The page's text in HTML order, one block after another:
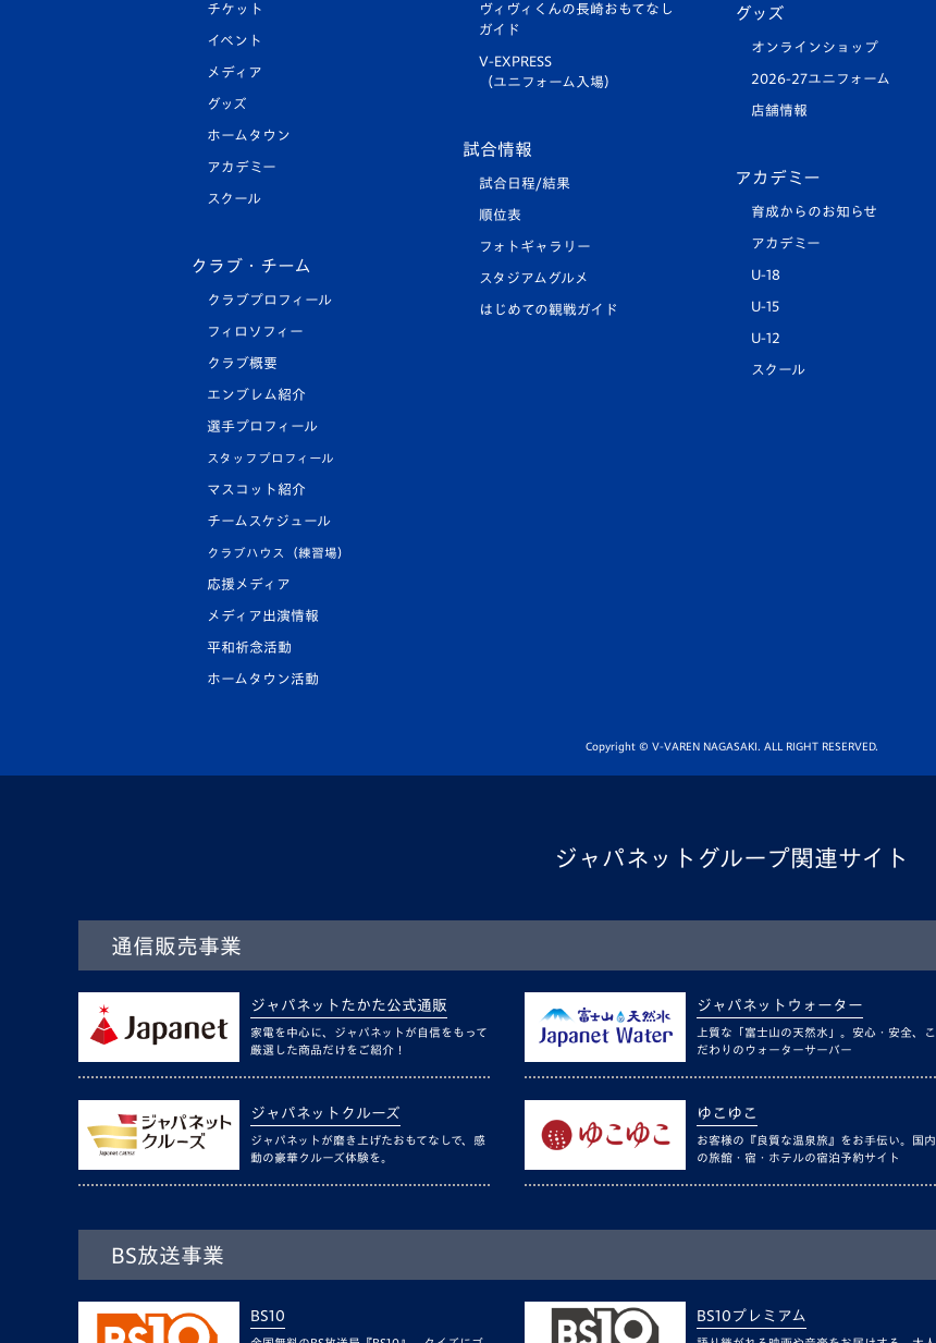
チケット
イベント
メディア
グッズ
ホームタウン
アカデミー
スクール
クラブ・チーム
クラブプロフィール
フィロソフィー
クラブ概要
エンブレム紹介
選手プロフィール
スタッフプロフィール
マスコット紹介
チームスケジュール
クラブハウス（練習場）
応援メディア
メディア出演情報
平和祈念活動
ホームタウン活動
ヴィヴィくんの長崎おもてなし
ガイド
V-EXPRESS
（ユニフォーム入場）
試合情報
試合日程/結果
順位表
フォトギャラリー
スタジアムグルメ
はじめての観戦ガイド
グッズ
オンラインショップ
2026-27ユニフォーム
店舗情報
アカデミー
育成からのお知らせ
アカデミー
U-18
U-15
U-12
スクール
Copyright © V-VAREN NAGASAKI. ALL RIGHT RESERVED.
ジャパネットグループ関連サイト
通信販売事業
ジャパネットたかた公式通販
家電を中心に、ジャパネットが自信をもって
厳選した商品だけをご紹介！
ジャパネットウォーター
上質な「富士山の天然水」。安心・安全、こ
だわりのウォーターサーバー
ジャパネットクルーズ
ジャパネットが磨き上げたおもてなしで、感
動の豪華クルーズ体験を。
ゆこゆこ
お客様の『良質な温泉旅』をお手伝い。国内
の旅館・宿・ホテルの宿泊予約サイト
BS放送事業
BS10 BS10プレミアム